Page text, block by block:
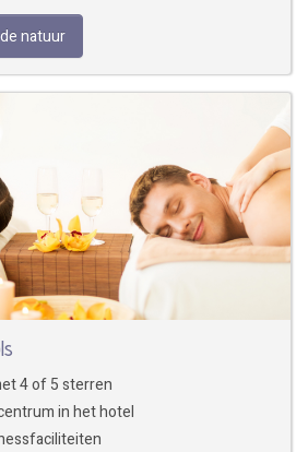
natuur
4 of 5 sterren
in het hotel